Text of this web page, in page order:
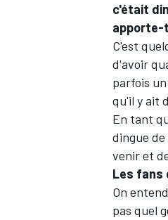
c'était
apporte-
C'est
d'avoir
parfois
qu'il y ait
En tant
dingue
venir et
Les fans
On
pas quel